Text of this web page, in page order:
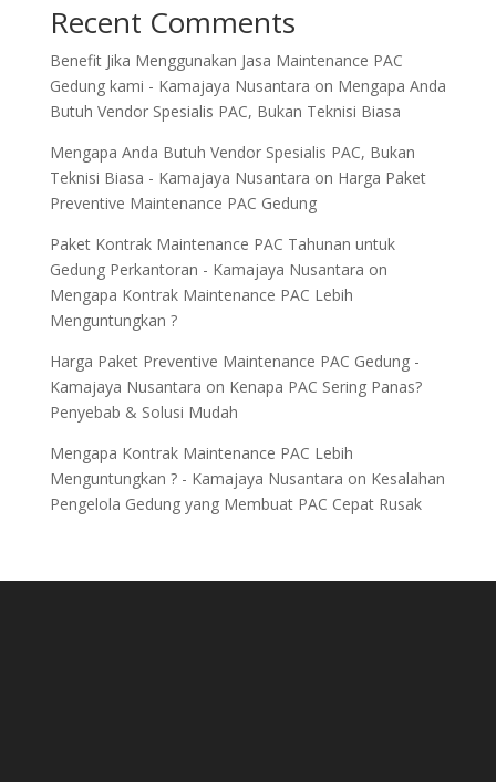
Recent Comments
Benefit Jika Menggunakan Jasa Maintenance PAC
Gedung kami - Kamajaya Nusantara on Mengapa Anda
Butuh Vendor Spesialis PAC, Bukan Teknisi Biasa
Mengapa Anda Butuh Vendor Spesialis PAC, Bukan
Teknisi Biasa - Kamajaya Nusantara on Harga Paket
Preventive Maintenance PAC Gedung
Paket Kontrak Maintenance PAC Tahunan untuk
Gedung Perkantoran - Kamajaya Nusantara on
Mengapa Kontrak Maintenance PAC Lebih
Menguntungkan ?
Harga Paket Preventive Maintenance PAC Gedung -
Kamajaya Nusantara on Kenapa PAC Sering Panas?
Penyebab & Solusi Mudah
Mengapa Kontrak Maintenance PAC Lebih
Menguntungkan ? - Kamajaya Nusantara on Kesalahan
Pengelola Gedung yang Membuat PAC Cepat Rusak